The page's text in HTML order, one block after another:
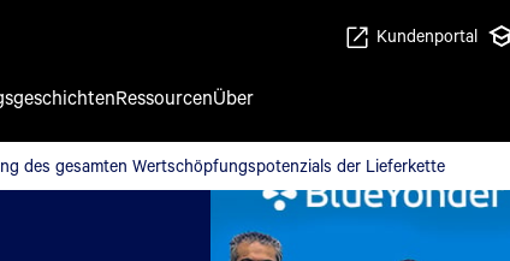
des gesamten Wertschöpfungspotenzials der Lieferkette
Kundenportal
RessourcenÜber
des gesamten Wertschöpfungspotenzials der Lieferkette